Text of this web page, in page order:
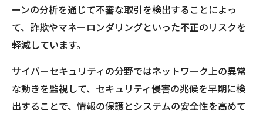
ーンの分析を通じて不審な取引を検出することによっ
て、詐欺やマネーロンダリングといった不正のリスクを
軽減しています。
サイバーセキュリティの分野ではネットワーク上の異常
な動きを監視して、セキュリティ侵害の兆候を早期に検
出することで、情報の保護とシステムの安全性を高めて